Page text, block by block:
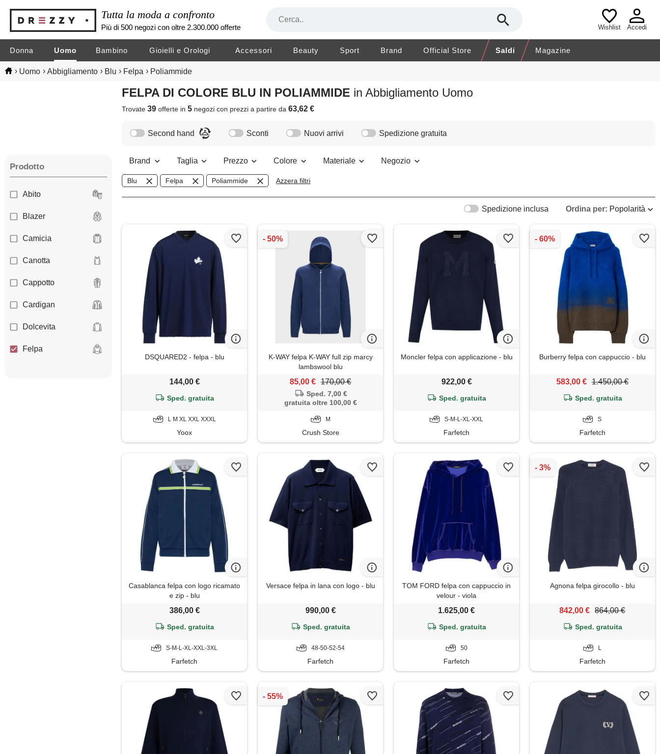
Tutta la moda a confronto
Più di 500 negozi con oltre 2.300.000 offerte Wishlist Accedi
Donna Uomo Bambino Gioielli e Orologi Accessori Beauty Sport Brand Official Store Saldi Magazine
› Uomo › Abbigliamento › Blu › Felpa › Poliammide
FELPA DI COLORE BLU IN POLIAMMIDE in Abbigliamento Uomo
Trovate39 offerte in5 negozicon prezzi a partire da63,62 €
Prodotto
Abito
Blazer
Camicia
Canotta
Cappotto
Cardigan
Dolcevita
Felpa
Second hand Sconti Nuovi arrivi Spedizione gratuita
Brand Taglia Prezzo Colore Materiale Negozio
Blu Felpa Poliammide Azzera filtri
Ordina per: Popolarità
Spedizione inclusa
DSQUARED2 - felpa - blu
144,00 €
Sped. gratuita
L M XL XXL XXXL
Yoox
K-WAY felpa K-WAY full zip marcy
lambswool blu
85,00 € 170,00 €
Sped. 7,00 €
gratuita oltre 100,00 €
M
Crush Store
Moncler felpa con applicazione - blu
922,00 €
Sped. gratuita
S-M-L-XL-XXL
Farfetch
Burberry felpa con cappuccio - blu
583,00 € 1.450,00 €
Sped. gratuita
S
Farfetch
Casablanca felpa con logo ricamato
e zip - blu
386,00 €
Sped. gratuita
S-M-L-XL-XXL-3XL
Farfetch
Versace felpa in lana con logo - blu
990,00 €
Sped. gratuita
48-50-52-54
Farfetch
TOM FORD felpa con cappuccio in
velour - viola
1.625,00 €
Sped. gratuita
50
Farfetch
Agnona felpa girocollo - blu
842,00 € 864,00 €
Sped. gratuita
L
Farfetch